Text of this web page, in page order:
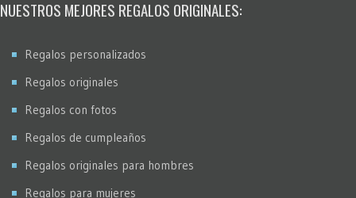
NUESTROS MEJORES REGALOS ORIGINALES:
Regalos personalizados
Regalos originales
Regalos con fotos
Regalos de cumpleaños
Regalos originales para hombres
Regalos para mujeres